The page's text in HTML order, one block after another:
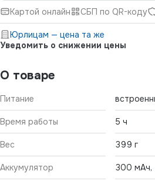
О товаре
Питание
Время работы 5 ч
Вес 399 г
Аккумулятор 300 мАч,
Картой онлайн СБП по QR-коду
Юрлицам — цена та же
Уведомить о снижении цены